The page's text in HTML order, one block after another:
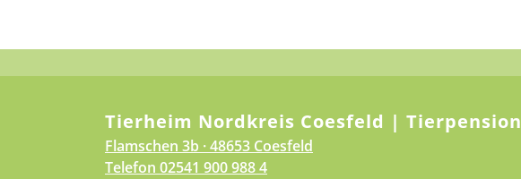
Tierheim Nordkreis Coesfeld | Tierpension
Flamschen 3b · 48653 Coesfeld
Telefon 02541 900 988 4